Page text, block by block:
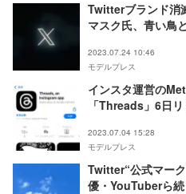
Twitterブランド消
マスク氏、青い鳥
2023.07.24 10:46
モデルプレス
インスタ運営の
「Threads」6日
2023.07.04 15:28
モデルプレス
Twitter“公式マー
優・YouTuberら